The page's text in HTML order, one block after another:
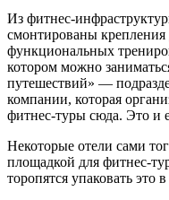
Из фитнес-
смонтированы крепления
функциональных
котором можно
путешествий» —
компании, которая
фитнес-туры сюда. Это и
Некоторые отели сами
площадкой для фитнес-
торопятся упаковать это